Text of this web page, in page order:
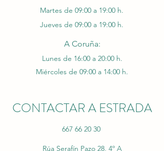
Martes de 09:00 a 19:00 h.
Jueves de 09:00a 19:00 h.
A Coruña:
Lunes de 16:00 a 20:00 h.
Miércoles de 09:00 a 14:00 h.
CONTACTAR A ESTRADA
667 66 20 30
Rúa Serafín Pazo 28, 4º A